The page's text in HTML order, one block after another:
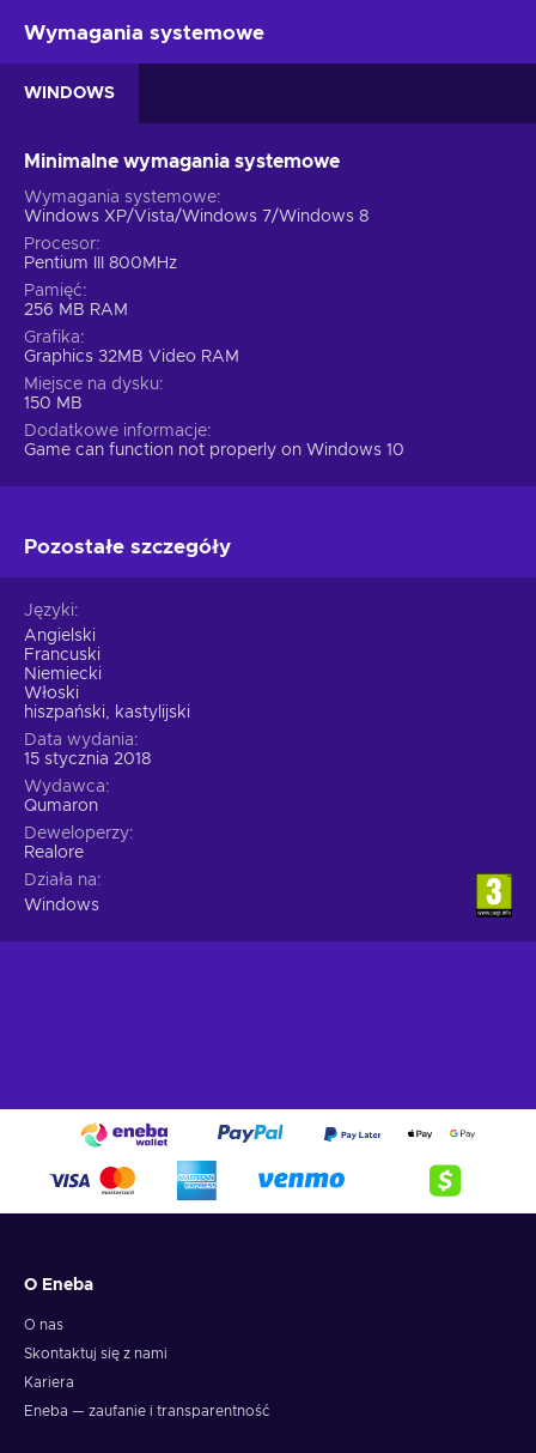
Wymagania systemowe
WINDOWS
Minimalne wymagania systemowe
Wymagania systemowe
Windows XP/Vista/Windows 7/Windows 8
Procesor
Pentium III 800MHz
Pamięć
256 MB RAM
Grafika
Graphics 32MB Video RAM
Miejsce na dysku
150 MB
Dodatkowe informacje
Game can function not properly on Windows 10
Pozostałe szczegóły
Języki
Angielski
Francuski
Niemiecki
Włoski
hiszpański, kastylijski
Data wydania
15 stycznia 2018
Wydawca
Qumaron
Deweloperzy
Realore
Działa na
Windows
O Eneba
O nas
Skontaktuj się z nami
Kariera
Eneba — zaufanie i transparentność